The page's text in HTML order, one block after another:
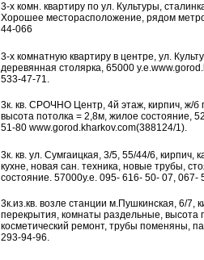
3-х комн. квартиру по ул. Культуры,
Хорошее месторасположение, рядом
44-066
3-х комнатную квартиру в центре, ул.
деревянная столярка, 65000
533-47-71.
3к. кв. СРОЧНО Центр, 4й этаж, кирпич, ж/б
высота потолка = 2,8м, жилое состояние,
51-80 www.gorod.kharkov.com(388124/1).
3к. кв. ул. Сумгаицкая, 3/5, 55/44/6, кирпич,
кухне, новая сан. техника, новые трубы,
состояние. 57000у.е. 095- 616- 50- 07, 067-
3к.из.кв. возле станции м.Пушкинская, 6/
перекрытия, комнаты раздельные, высота
косметический ремонт, трубы поменяны,
293-94-96.